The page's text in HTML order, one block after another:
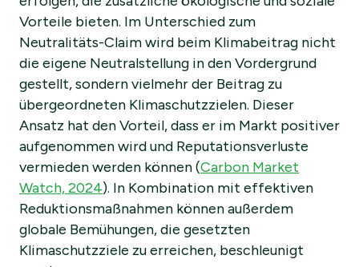
Vorteile bieten. Im Unterschied zum
Neutralitäts-Claim wird beim Klimabeitrag nicht
die eigene Neutralstellung in den Vordergrund
gestellt, sondern vielmehr der Beitrag zu
übergeordneten Klimaschutzzielen. Dieser
Ansatz hat den Vorteil, dass er im Markt positiver
aufgenommen wird und Reputationsverluste
vermieden werden können (Carbon Market
Watch, 2024). In Kombination mit effektiven
Reduktionsmaßnahmen können außerdem
globale Bemühungen, die gesetzten
Klimaschutzziele zu erreichen, beschleunigt